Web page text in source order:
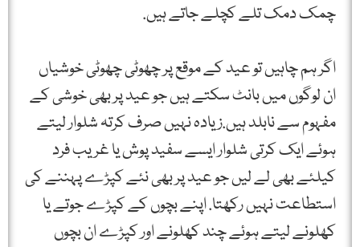
چمک دمک تلے کچلے جاتے ہیں.
اگر ہم چاہیں تو عید کے موقع پر چھوٹی چھوٹی خوشیاں
ان لوگوں میں بانٹ سکتے ہیں جو عید پر بھی خوشی کے
مفہوم سے نابلد ہیں.زیادہ نہیں صرف کرتہ شلوار لیتے
ہوئے ایک کرتی شلوار ایسے سفید پوش یا غریب فرد
کیلئے بھی لے لیں جو عید پر بھی نئے کپڑے پہننے کی
استطاعت نہیں رکھتا. اپنے بچوں کے کپڑے جوتے یا
کھلونے لیتے ہوئے چند کھلونے اور کپڑے ان بچوں